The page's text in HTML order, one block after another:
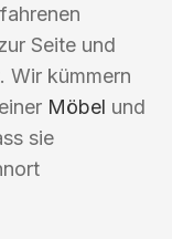
Seite und
Wir kümmern
Möbel und
sie